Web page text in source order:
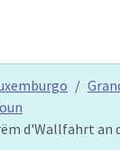
d'Wallfahrt an